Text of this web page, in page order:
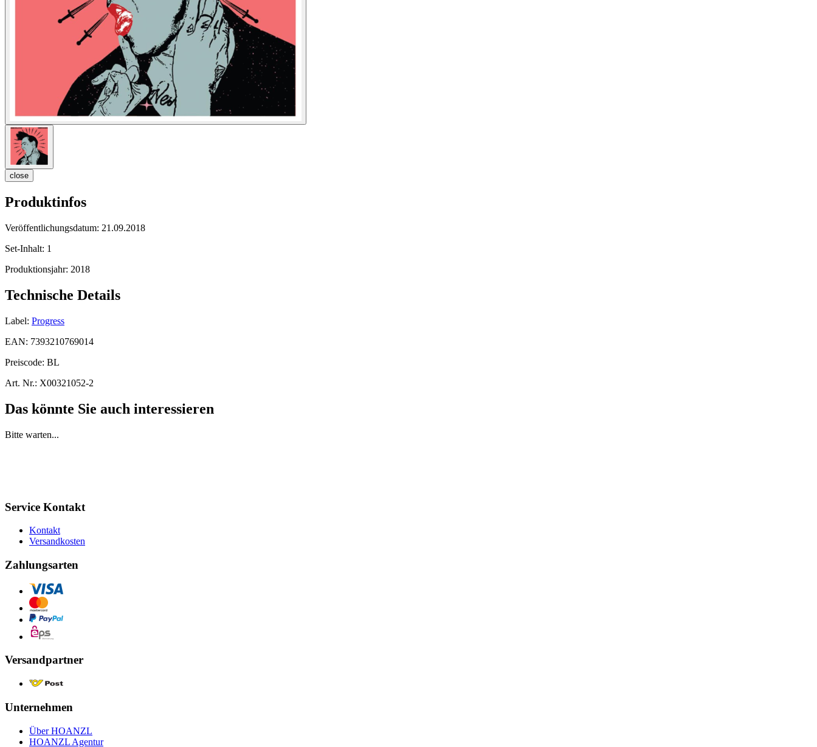
close
Produktinfos
Veröffentlichungsdatum: 21.09.2018
Set-Inhalt: 1
Produktionsjahr: 2018
Technische Details
Label: Progress
EAN: 7393210769014
Preiscode: BL
Art. Nr.: X00321052-2
Das könnte Sie auch interessieren
Bitte warten...
Service Kontakt
Kontakt
Versandkosten
Zahlungsarten
Versandpartner
Unternehmen
Über HOANZL
HOANZL Agentur